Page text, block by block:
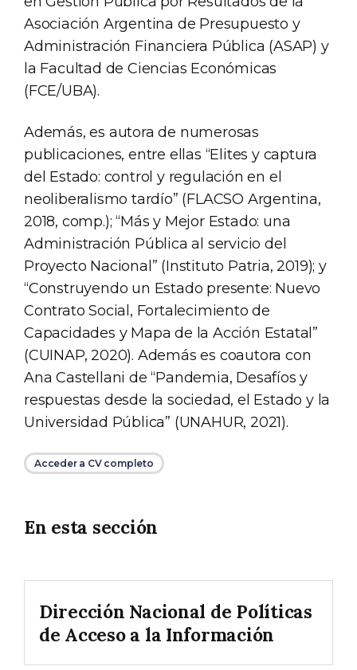
Asociación Argentina de Presupuesto y
Administración Financiera Pública (ASAP) y
la Facultad de Ciencias Económicas
(FCE/UBA).
Además, es autora de numerosas
publicaciones, entre ellas “Elites y captura
del Estado: control y regulación en el
neoliberalismo tardío” (FLACSO Argentina,
2018, comp.); “Más y Mejor Estado: una
Administración Pública al servicio del
Proyecto Nacional” (Instituto Patria, 2019); y
“Construyendo un Estado presente: Nuevo
Contrato Social, Fortalecimiento de
Capacidades y Mapa de la Acción Estatal”
(CUINAP, 2020). Además es coautora con
Ana Castellani de “Pandemia, Desafíos y
respuestas desde la sociedad, el Estado y la
Universidad Pública” (UNAHUR, 2021).
Acceder a CV completo
En esta sección
Dirección Nacional de Políticas
de Acceso a la Información